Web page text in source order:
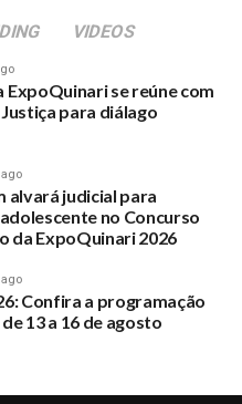
VIDEOS
ExpoQuinari se reúne com
para diálago
alvará judicial para
no Concurso
da ExpoQuinari 2026
Confira a programação
13 a 16 de agosto